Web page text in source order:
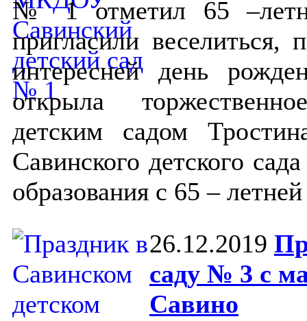
№ 1 отметил 65
пригласили веселиться,
интересней день
открыла
детским садом
Савинского детского
образования с 65 –
26.12.2019
саду № 3 с
Савино